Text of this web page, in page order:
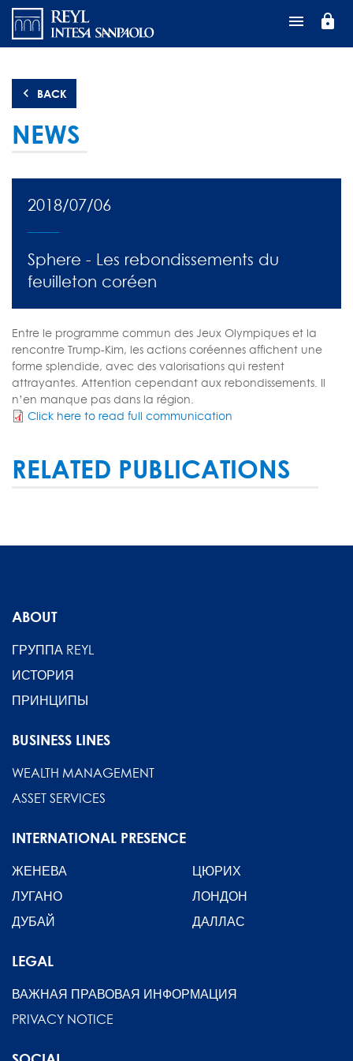
Перейти
основному
lock
BACK
NEWS
2018/07/06
Sphere - Les rebondissements du
feuilleton coréen
Entre le programme commun des Jeux Olympiques et la
rencontre Trump-Kim, les actions coréennes affichent une
forme splendide, avec des valorisations qui restent
attrayantes. Attention cependant aux rebondissements. Il
n’en manque pas dans la région.
Click here to read full communication
RELATED PUBLICATIONS
ABOUT
ГРУППА REYL
ИСТОРИЯ
ПРИНЦИПЫ
BUSINESS LINES
WEALTH MANAGEMENT
ASSET SERVICES
INTERNATIONAL PRESENCE
ЖЕНЕВА
ЦЮРИХ
ЛУГАНО
ЛОНДОН
ДУБАЙ
ДАЛЛАС
LEGAL
ВАЖНАЯ ПРАВОВАЯ ИНФОРМАЦИЯ
PRIVACY NOTICE